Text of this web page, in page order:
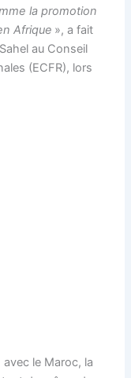
la promotion
Afrique », a fait
au Conseil
(ECFR), lors
avec le Maroc, la